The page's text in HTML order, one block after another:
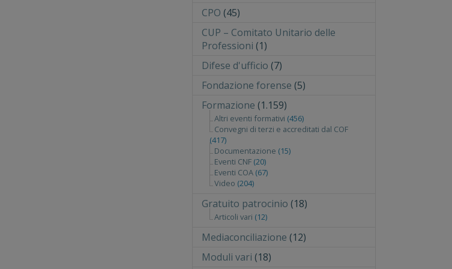
CPO (45)
CUP – Comitato Unitario delle
Professioni (1)
Difese d'ufficio (7)
Fondazione forense (5)
Formazione (1.159)
Altri eventi formativi (456)
Convegni di terzi e accreditati dal COF
(417)
Documentazione (15)
Eventi CNF (20)
Eventi COA (67)
Video (204)
Gratuito patrocinio (18)
Articoli vari (12)
Mediaconciliazione (12)
Moduli vari (18)